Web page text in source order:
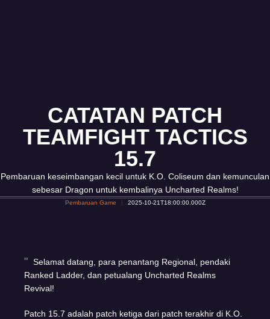
CATATAN PATCH
TEAMFIGHT TACTICS
15.7
Pembaruan keseimbangan kecil untuk K.O. Coliseum dan kemunculan
sebesar Dragon untuk kembalinya Uncharted Realms!
Pembaruan Game 2025-10-21T18:00:00.000Z
Selamat datang, para penantang Regional, pendaki
Ranked Ladder, dan petualang Uncharted Realms
Revival!
Patch 15.7 adalah patch ketiga dari patch terakhir di K.O.